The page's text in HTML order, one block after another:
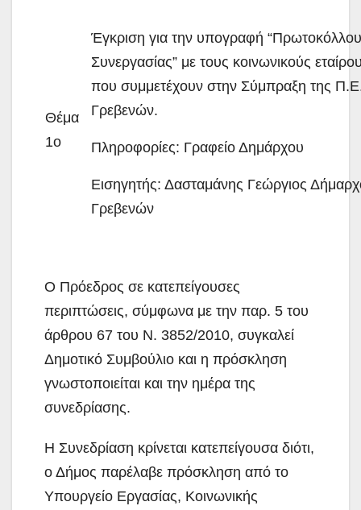
Θέμα
1ο
Έγκριση για την υπογραφή “Πρωτοκόλλου
Συνεργασίας” με τους κοινωνικούς
που συμμετέχουν στην Σύμπραξη της
Γρεβενών.
Πληροφορίες: Γραφείο Δημάρχου
Εισηγητής: Δασταμάνης Γεώργιος
Γρεβενών
Ο Πρόεδρος σε κατεπείγουσες
περιπτώσεις, σύμφωνα με την παρ. 5 του
άρθρου 67 του Ν. 3852/2010, συγκαλεί
Δημοτικό Συμβούλιο και η πρόσκληση
γνωστοποιείται και την ημέρα της
συνεδρίασης.
Η Συνεδρίαση κρίνεται κατεπείγουσα διότι,
ο Δήμος παρέλαβε πρόσκληση από το
Υπουργείο Εργασίας, Κοινωνικής